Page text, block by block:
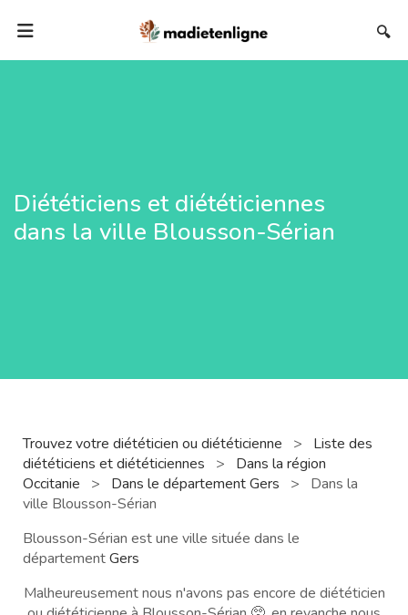
🔍
Diététiciens et diététiciennes
dans la ville Blousson-Sérian
Trouvez votre diététicien ou diététicienne >
Liste des
diététiciens et diététiciennes
>
Dans la région
Occitanie
> Dans le département Gers >
Dans la
ville Blousson-Sérian
Blousson-Sérian est une ville située dans le
départementGers
Malheureusement nous n'avons pas encore de diététicien